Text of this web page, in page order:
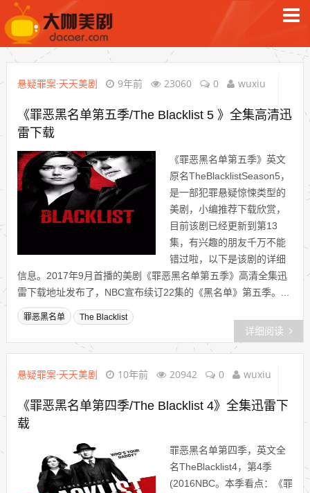
悬疑罪案·天天美剧 9年前 23060 0 wuxiu
《罪恶黑名单第五季/The Blacklist 5 》全集高清迅
雷下载
《罪恶黑名单第五季》英文
原名TheBlacklistSeason5，
是一部犯罪悬疑惊悚类型的
美剧，小编推荐下载欣赏，
目前该剧已经更新到第13
集，有兴趣的朋友千万不能
错过啦，以下是该剧的详细
信息。2017年9月首播的美剧《罪恶黑名单第五季》高清全集迅
雷下载地址发布了，NBC宣布续订22集的《黑名单》第五季。...
罪恶黑名单 The Blacklist
详细阅读
悬疑罪案·天天美剧 10年前 20942 0 wuxiu
《罪恶黑名单第四季/The Blacklist 4》全集迅雷下
载
罪恶黑名单第四季，英文全
名TheBlacklist4，第4季
(2016NBC。本季看点：《罪